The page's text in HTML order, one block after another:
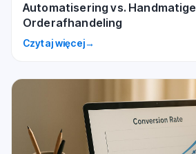
Automatisering vs. Handmatige
Orderafhandeling
Czytaj więcej→